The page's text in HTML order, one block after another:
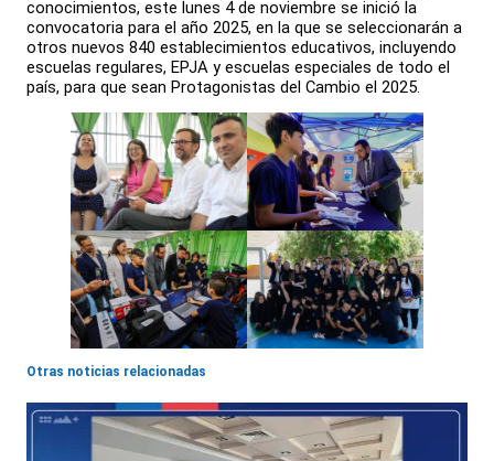
conocimientos, este lunes 4 de noviembre se inició la
convocatoria para el año 2025, en la que se seleccionarán a
otros nuevos 840 establecimientos educativos, incluyendo
escuelas regulares, EPJA y escuelas especiales de todo el
país, para que sean Protagonistas del Cambio el 2025.
Otras noticias relacionadas